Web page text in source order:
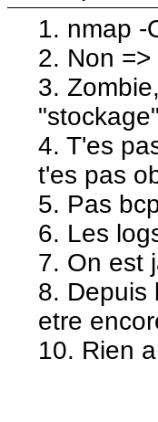
1. nmap -
2. Non
3.
4. T'es
t'es pas
5. Pas
6. Les
7. On est
8. Depuis
etre
10. Rien